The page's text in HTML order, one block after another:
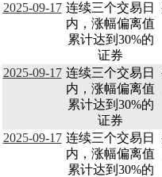
2025-09-17 连续三个交易日
内，涨幅偏离值
累计达到30%的
证券
2025-09-17 连续三个交易日
内，涨幅偏离值
累计达到30%的
证券
2025-09-17 连续三个交易日
内，涨幅偏离值
累计达到30%的